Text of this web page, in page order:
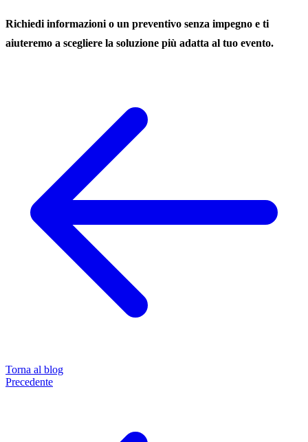
Richiedi informazioni o un preventivo senza impegno e ti
aiuteremo a scegliere la soluzione più adatta al tuo evento.
Torna al blog
Precedente